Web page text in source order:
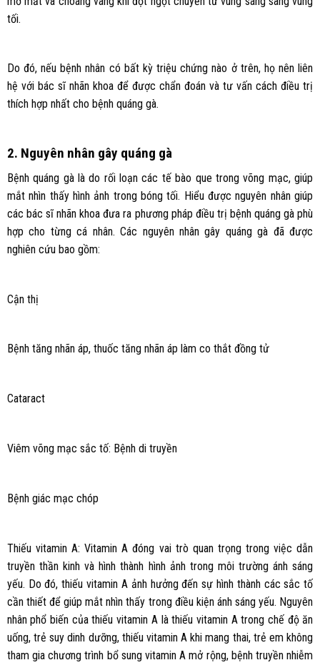
tối.
Do đó, nếu bệnh nhân có bất kỳ triệu chứng nào ở trên, họ nên liên
hệ với bác sĩ nhãn khoa để được chẩn đoán và tư vấn cách điều trị
thích hợp nhất cho bệnh quáng gà.
2. Nguyên nhân gây quáng gà
Bệnh quáng gà là do rối loạn các tế bào que trong võng mạc, giúp
mắt nhìn thấy hình ảnh trong bóng tối. Hiểu được nguyên nhân giúp
các bác sĩ nhãn khoa đưa ra phương pháp điều trị bệnh quáng gà phù
hợp cho từng cá nhân. Các nguyên nhân gây quáng gà đã được
nghiên cứu bao gồm:
Cận thị
Bệnh tăng nhãn áp, thuốc tăng nhãn áp làm co thắt đồng tử
Cataract
Viêm võng mạc sắc tố: Bệnh di truyền
Bệnh giác mạc chóp
Thiếu vitamin A: Vitamin A đóng vai trò quan trọng trong việc dẫn
truyền thần kinh và hình thành hình ảnh trong môi trường ánh sáng
yếu. Do đó, thiếu vitamin A ảnh hưởng đến sự hình thành các sắc tố
cần thiết để giúp mắt nhìn thấy trong điều kiện ánh sáng yếu. Nguyên
nhân phổ biến của thiếu vitamin A là thiếu vitamin A trong chế độ ăn
uống, trẻ suy dinh dưỡng, thiếu vitamin A khi mang thai, trẻ em không
tham gia chương trình bổ sung vitamin A mở rộng, bệnh truyền nhiễm